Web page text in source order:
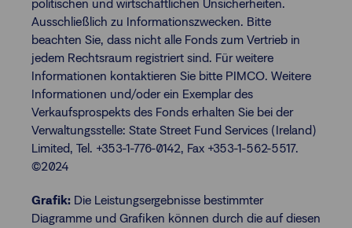
politischen und wirtschaftlichen Unsicherheiten.
Ausschließlich zu Informationszwecken. Bitte
beachten Sie, dass nicht alle Fonds zum Vertrieb in
jedem Rechtsraum registriert sind. Für weitere
Informationen kontaktieren Sie bitte PIMCO. Weitere
Informationen und/oder ein Exemplar des
Verkaufsprospekts des Fonds erhalten Sie bei der
Verwaltungsstelle: State Street Fund Services (Ireland)
Limited, Tel. +353-1-776-0142, Fax +353-1-562-5517.
©2024
Grafik: Die Leistungsergebnisse bestimmter
Diagramme und Grafiken können durch die auf diesen